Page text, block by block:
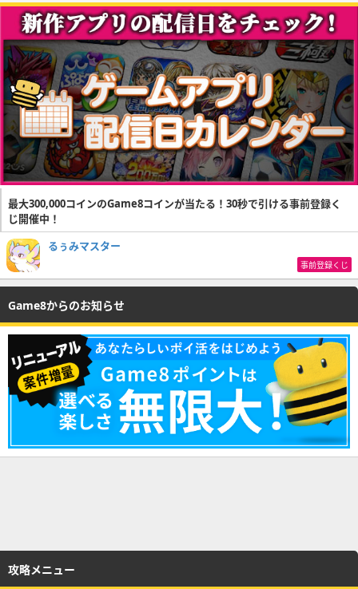
最大300,000コインのGame8コインが当たる！30秒で引ける事前登録く
じ開催中！
るぅみマスター
事前登録くじ
Game8からのお知らせ
攻略メニュー